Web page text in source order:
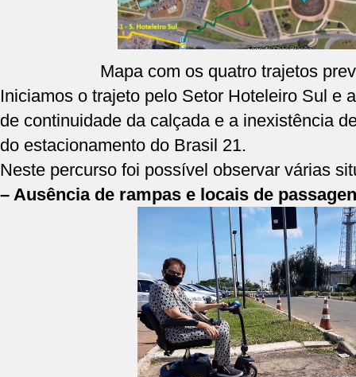
Mapa com os quatro trajetos
Iniciamos o trajeto pelo Setor Hoteleiro Sul e
de continuidade da calçada e a inexistência
do estacionamento do Brasil 21.
Neste percurso foi possível observar várias
– Ausência de rampas e locais de